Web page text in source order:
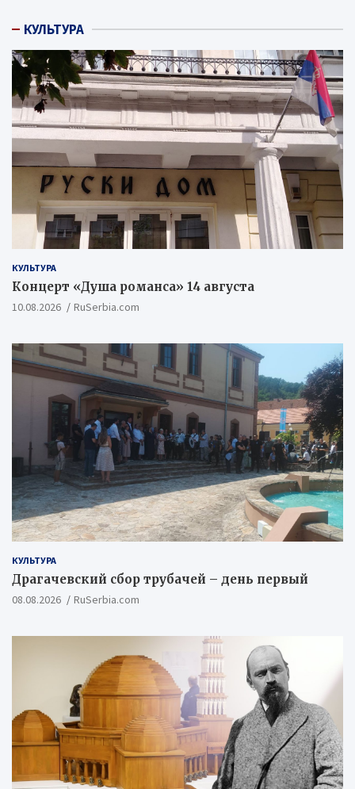
КУЛЬТУРА
КУЛЬТУРА
Концерт «Душа романса» 14 августа
10.08.2026 RuSerbia.com
КУЛЬТУРА
Драгачевский сбор трубачей – день первый
08.08.2026 RuSerbia.com